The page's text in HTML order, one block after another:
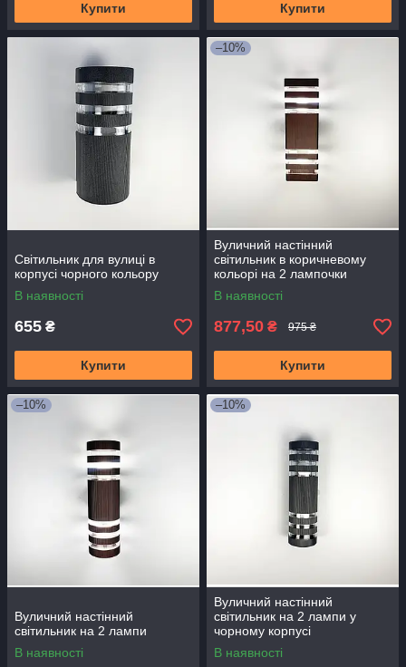
Купити Купити
Світильник для вулиці в
корпусі чорного кольору
В наявності
655 ₴
Купити
–10%
Вуличний настінний
світильник в коричневому
кольорі на 2 лампочки
В наявності
877,50 ₴ 975 ₴
Купити
–10%
Вуличний настінний
світильник на 2 лампи
В наявності
–10%
Вуличний настінний
світильник на 2 лампи у
чорному корпусі
В наявності